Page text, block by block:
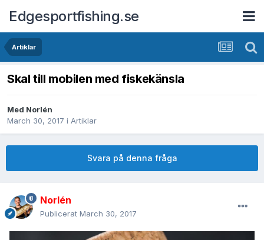
Edgesportfishing.se
Artiklar
Skal till mobilen med fiskekänsla
Med Norlén
March 30, 2017 i Artiklar
Svara på denna fråga
Norlén
Publicerat March 30, 2017